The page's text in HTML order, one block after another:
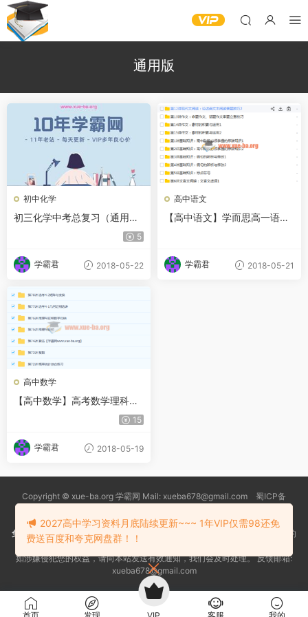
通用版
初中化学
初三化学中考总复习（通用
5
学霸君 2018-05-22
高中语文
【高中语文】学而思高一语文
学霸君 2018-05-21
高中数学
【高中数学】高考数学理科一
轮总复习（通用版）全80讲15
学霸君 2018-05-19
Copyright © xue-ba.org 学霸网 Mail: xueba678@gmail.com 蜀ICP备
常见问题
更新日志 忘记密码本站推荐浏览器：Edge浏览器
免责声明：本站资源均搜索自互联网和网友分享,仅供大家学习交流,不对资料的
真实性和安全性负责！
如涉嫌侵犯您的权益，请向本站发送有效通知，我们会及时处理。 反馈邮箱:
xueba678@gmail.com
2027高中学习资料月底陆续更新~~~ 1年VIP仅需98还免
费送百度和夸克网盘群！！